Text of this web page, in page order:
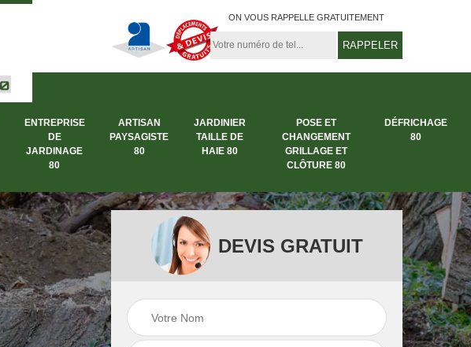
ON VOUS RAPPELLE GRATUITEMENT
ENTREPRISE
DE
JARDINAGE
80
ARTISAN
PAYSAGISTE
80
JARDINIER
TAILLE DE
HAIE 80
POSE ET
CHANGEMENT
GRILLAGE ET
CLÔTURE 80
DÉFRICHAGE
80
Dessouchage arbre
et haie 80
Entreprise abattage
Entreprise de
jardinage 80
DEVIS GRATUIT